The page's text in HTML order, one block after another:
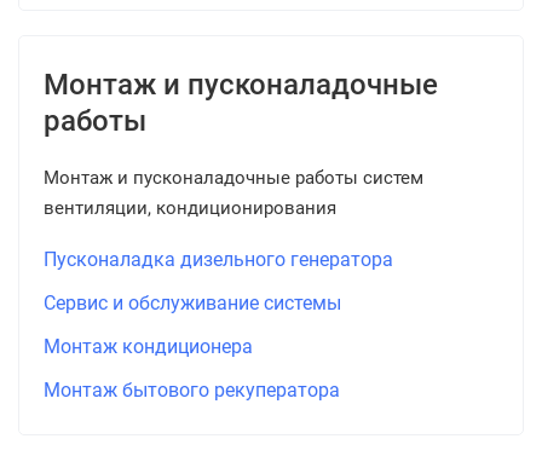
Монтаж и пусконаладочные
работы
Монтаж и пусконаладочные работы систем
вентиляции, кондиционирования
Пусконаладка дизельного генератора
Сервис и обслуживание системы
Монтаж кондиционера
Монтаж бытового рекуператора